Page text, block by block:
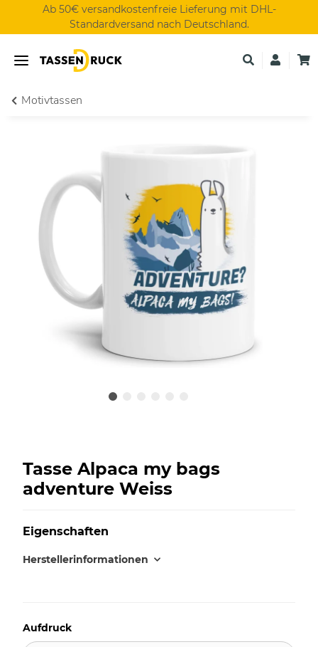
Ab 50€ versandkostenfreie Lieferung mit DHL-
Standardversand nach Deutschland.
Motivtassen
Tasse Alpaca my bags
adventure Weiss
Eigenschaften
Herstellerinformationen
Aufdruck